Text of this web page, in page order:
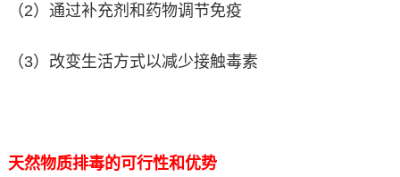
（2）通过补充剂和药物调节免疫
（3）改变生活方式以减少接触毒素
天然物质排毒的可行性和优势